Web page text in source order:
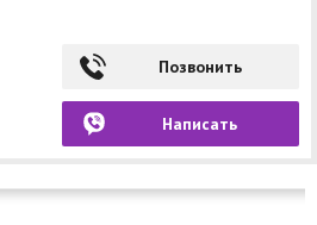
Позвонить
Написать